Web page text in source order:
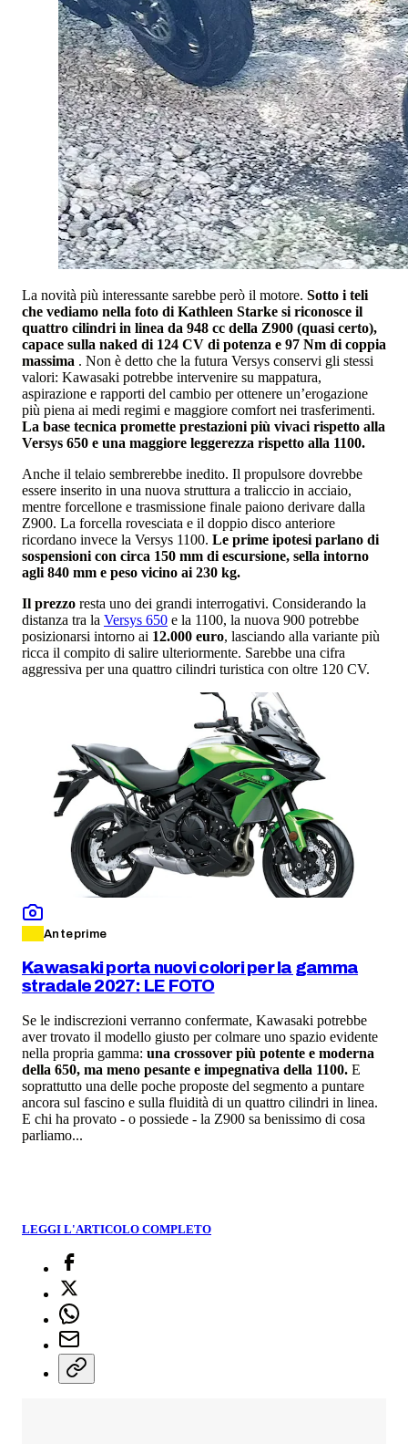
La novità più interessante sarebbe però il motore. Sotto i teli
che vediamo nella foto di Kathleen Starke si riconosce il
quattro cilindri in linea da 948 cc della Z900 (quasi certo),
capace sulla naked di 124 CV di potenza e 97 Nm di coppia
massima . Non è detto che la futura Versys conservi gli stessi
valori: Kawasaki potrebbe intervenire su mappatura,
aspirazione e rapporti del cambio per ottenere un’erogazione
più piena ai medi regimi e maggiore comfort nei trasferimenti.
La base tecnica promette prestazioni più vivaci rispetto alla
Versys 650 e una maggiore leggerezza rispetto alla 1100.
Anche il telaio sembrerebbe inedito. Il propulsore dovrebbe
essere inserito in una nuova struttura a traliccio in acciaio,
mentre forcellone e trasmissione finale paiono derivare dalla
Z900. La forcella rovesciata e il doppio disco anteriore
ricordano invece la Versys 1100. Le prime ipotesi parlano di
sospensioni con circa 150 mm di escursione, sella intorno
agli 840 mm e peso vicino ai 230 kg.
Il prezzo resta uno dei grandi interrogativi. Considerando la
distanza tra la Versys 650 e la 1100, la nuova 900 potrebbe
posizionarsi intorno ai 12.000 euro, lasciando alla variante più
ricca il compito di salire ulteriormente. Sarebbe una cifra
aggressiva per una quattro cilindri turistica con oltre 120 CV.
Anteprime
Kawasaki porta nuovi colori per la gamma
stradale 2027: LE FOTO
Se le indiscrezioni verranno confermate, Kawasaki potrebbe
aver trovato il modello giusto per colmare uno spazio evidente
nella propria gamma: una crossover più potente e moderna
della 650, ma meno pesante e impegnativa della 1100. E
soprattutto una delle poche proposte del segmento a puntare
ancora sul fascino e sulla fluidità di un quattro cilindri in linea.
E chi ha provato - o possiede - la Z900 sa benissimo di cosa
parliamo...
LEGGI L'ARTICOLO COMPLETO